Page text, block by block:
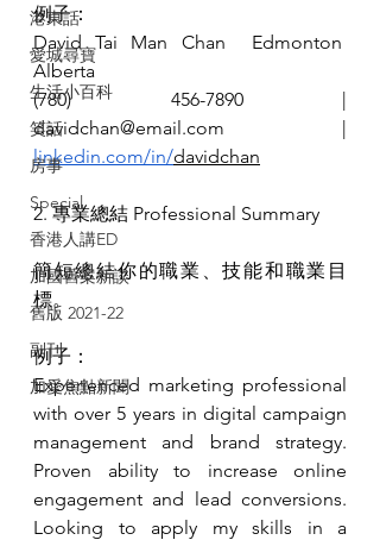
港東話
愛城尋寶
生活小百科
笑話
房事
Special
香港人講ED
加國舊案新談
舊版 2021-22
副刊
加愛焦點新聞
例子：
David Tai Man Chan  Edmonton
Alberta
davidchan@email.com
linkedin.com/in/davidchan
2. 專業總結 Professional Summary
簡短總結你的職業、技能和職業目
標。
例子：
Experienced marketing professional
with over 5 years in digital campaign
management and brand strategy.
Proven ability to increase online
engagement and lead conversions.
Looking to apply my skills in a